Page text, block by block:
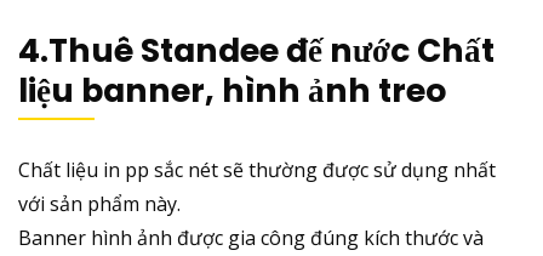
4.Thuê Standee đế nướcChất
liệu banner, hình ảnh treo
Chất liệu in pp sắc nét sẽ thường được sử dụng nhất
với sản phẩm này.
Banner hình ảnh được gia công đúng kích thước và